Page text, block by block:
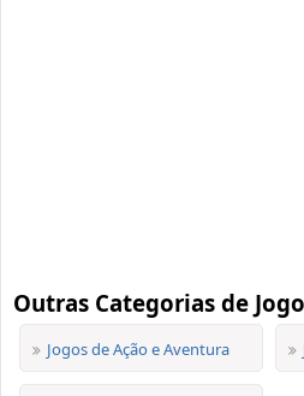
Outras Categorias de
Jogos de Ação e Aventura